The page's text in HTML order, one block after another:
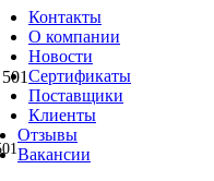
Контакты
О компании
Новости
Сертификаты
Поставщики
Клиенты
Отзывы
Вакансии